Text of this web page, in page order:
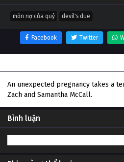
món nợ của quỷ devil's due
Facebook Twitter
An unexpected pregnancy takes a
Zach and Samantha McCall.
Bình luận